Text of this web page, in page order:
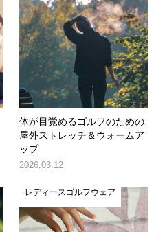
体が目覚めるゴルフのための
屋外ストレッチ＆ウォームア
ップ
2026.03.12
レディースゴルフウェア